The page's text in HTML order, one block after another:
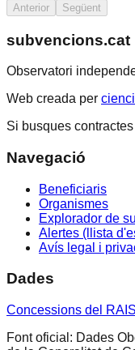
Anterior Següent
subvencions.cat
Observatori
Web creada per
Si busques
Navegació
Beneficiaris
Organismes
Explorador de
Alertes (llista
Avís legal i
Dades
Concessions del
Font oficial: Dades